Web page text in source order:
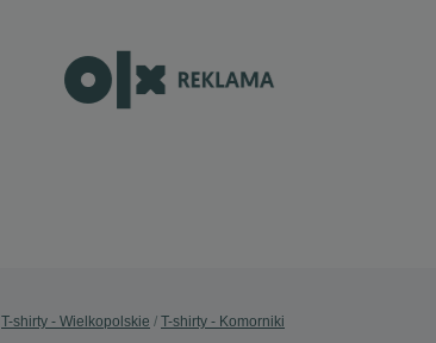
T-shirty - Wielkopolskie T-shirty - Komorniki